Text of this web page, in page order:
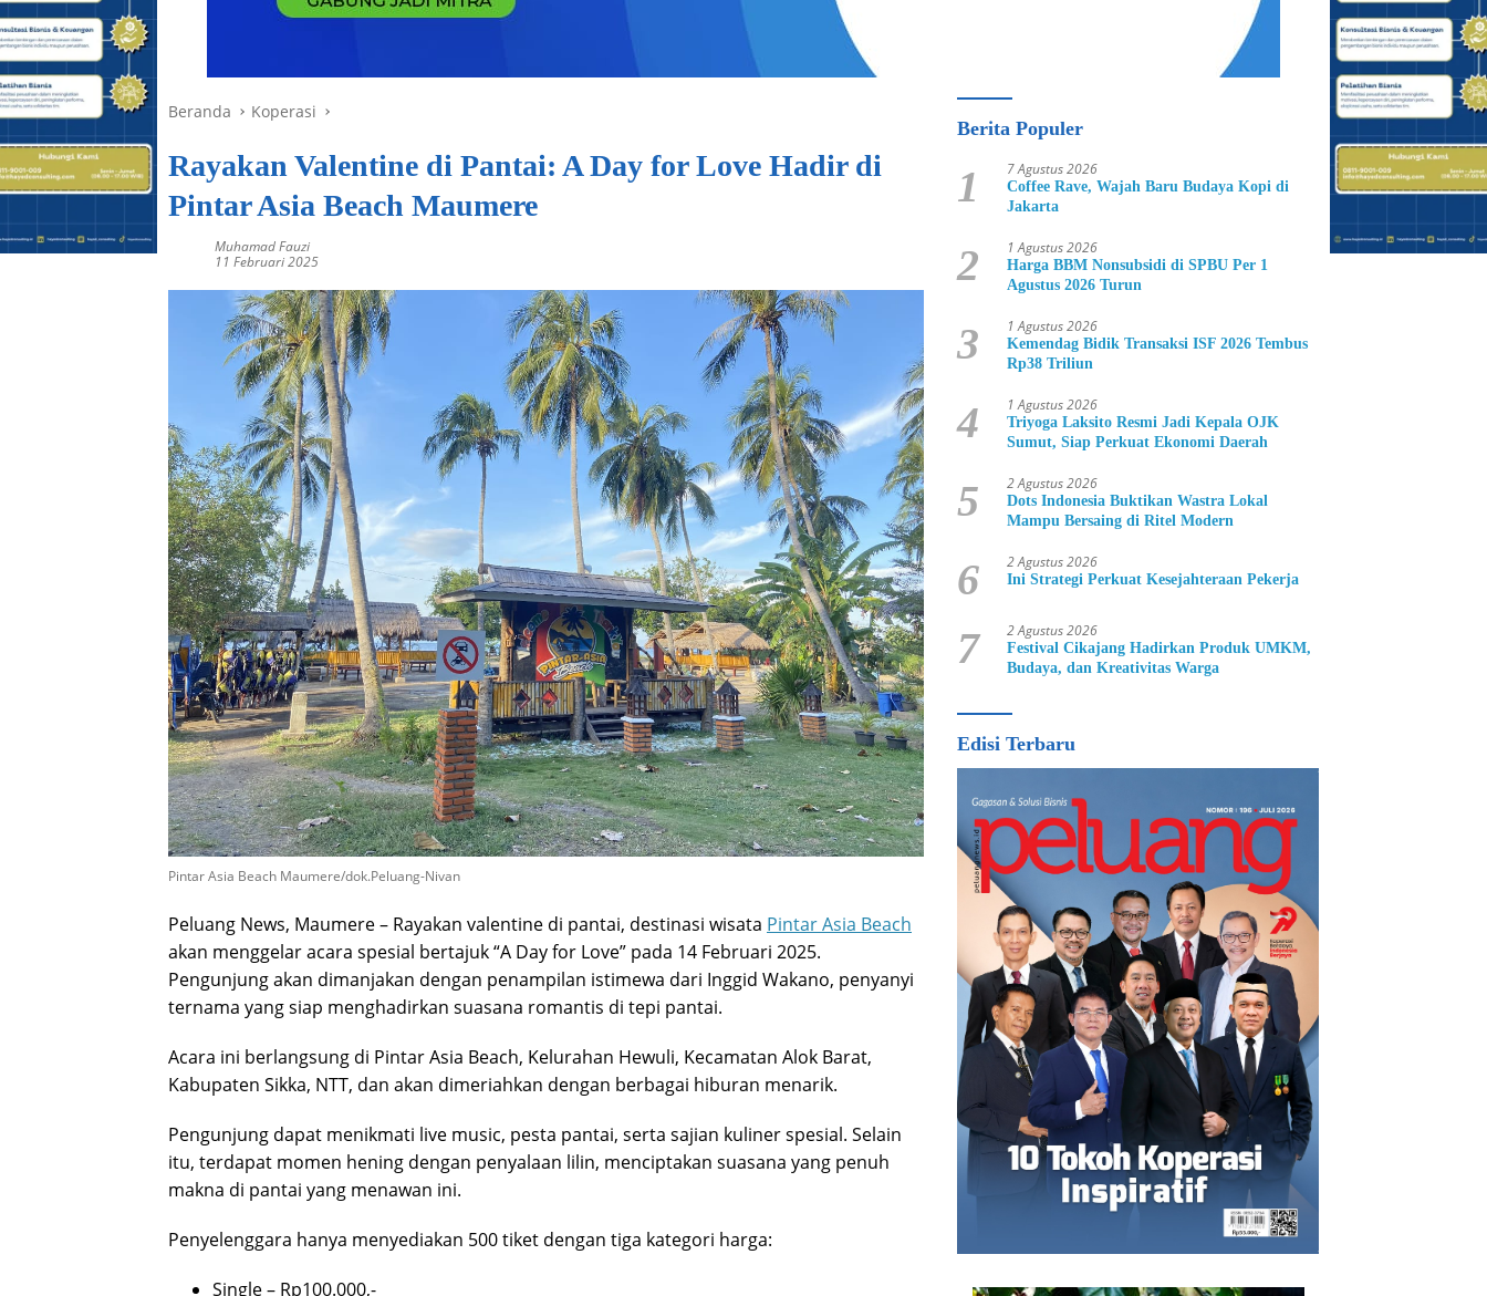
Beranda Koperasi
Rayakan Valentine di Pantai: A Day for Love Hadir di
Pintar Asia Beach Maumere
Muhamad Fauzi
11 Februari 2025
Pintar Asia Beach Maumere/dok.Peluang-Nivan
Peluang News, Maumere – Rayakan valentine di pantai, destinasi wisata Pintar Asia Beach
akan menggelar acara spesial bertajuk “A Day for Love” pada 14 Februari 2025.
Pengunjung akan dimanjakan dengan penampilan istimewa dari Inggid Wakano, penyanyi
ternama yang siap menghadirkan suasana romantis di tepi pantai.
Acara ini berlangsung di Pintar Asia Beach, Kelurahan Hewuli, Kecamatan Alok Barat,
Kabupaten Sikka, NTT, dan akan dimeriahkan dengan berbagai hiburan menarik.
Pengunjung dapat menikmati live music, pesta pantai, serta sajian kuliner spesial. Selain
itu, terdapat momen hening dengan penyalaan lilin, menciptakan suasana yang penuh
makna di pantai yang menawan ini.
Penyelenggara hanya menyediakan 500 tiket dengan tiga kategori harga:
Single – Rp100.000,-
Berita Populer
1 7 Agustus 2026
Coffee Rave, Wajah Baru Budaya Kopi di
Jakarta
2 1 Agustus 2026
Harga BBM Nonsubsidi di SPBU Per 1
Agustus 2026 Turun
3 1 Agustus 2026
Kemendag Bidik Transaksi ISF 2026 Tembus
Rp38 Triliun
4 1 Agustus 2026
Triyoga Laksito Resmi Jadi Kepala OJK
Sumut, Siap Perkuat Ekonomi Daerah
5 2 Agustus 2026
Dots Indonesia Buktikan Wastra Lokal
Mampu Bersaing di Ritel Modern
6 2 Agustus 2026
Ini Strategi Perkuat Kesejahteraan Pekerja
7 2 Agustus 2026
Festival Cikajang Hadirkan Produk UMKM,
Budaya, dan Kreativitas Warga
Edisi Terbaru